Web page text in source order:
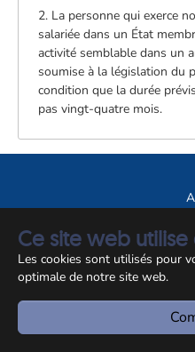
Ce site web
Les cookies sont utilisés pour
optimale de notre site web.
2. La personne qui exerce
salariée dans un État
activité semblable dans un
soumise à la législation du
condition que la durée
pas vingt-quatre mois.
©